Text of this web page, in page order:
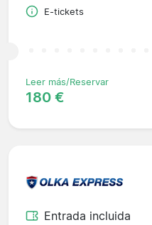
E-tickets
Leer más/Reservar
180 €
Entrada incluida